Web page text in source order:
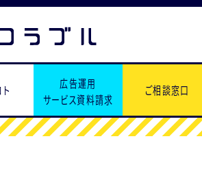
広告運用
サービス資料請求
ご相談窓口